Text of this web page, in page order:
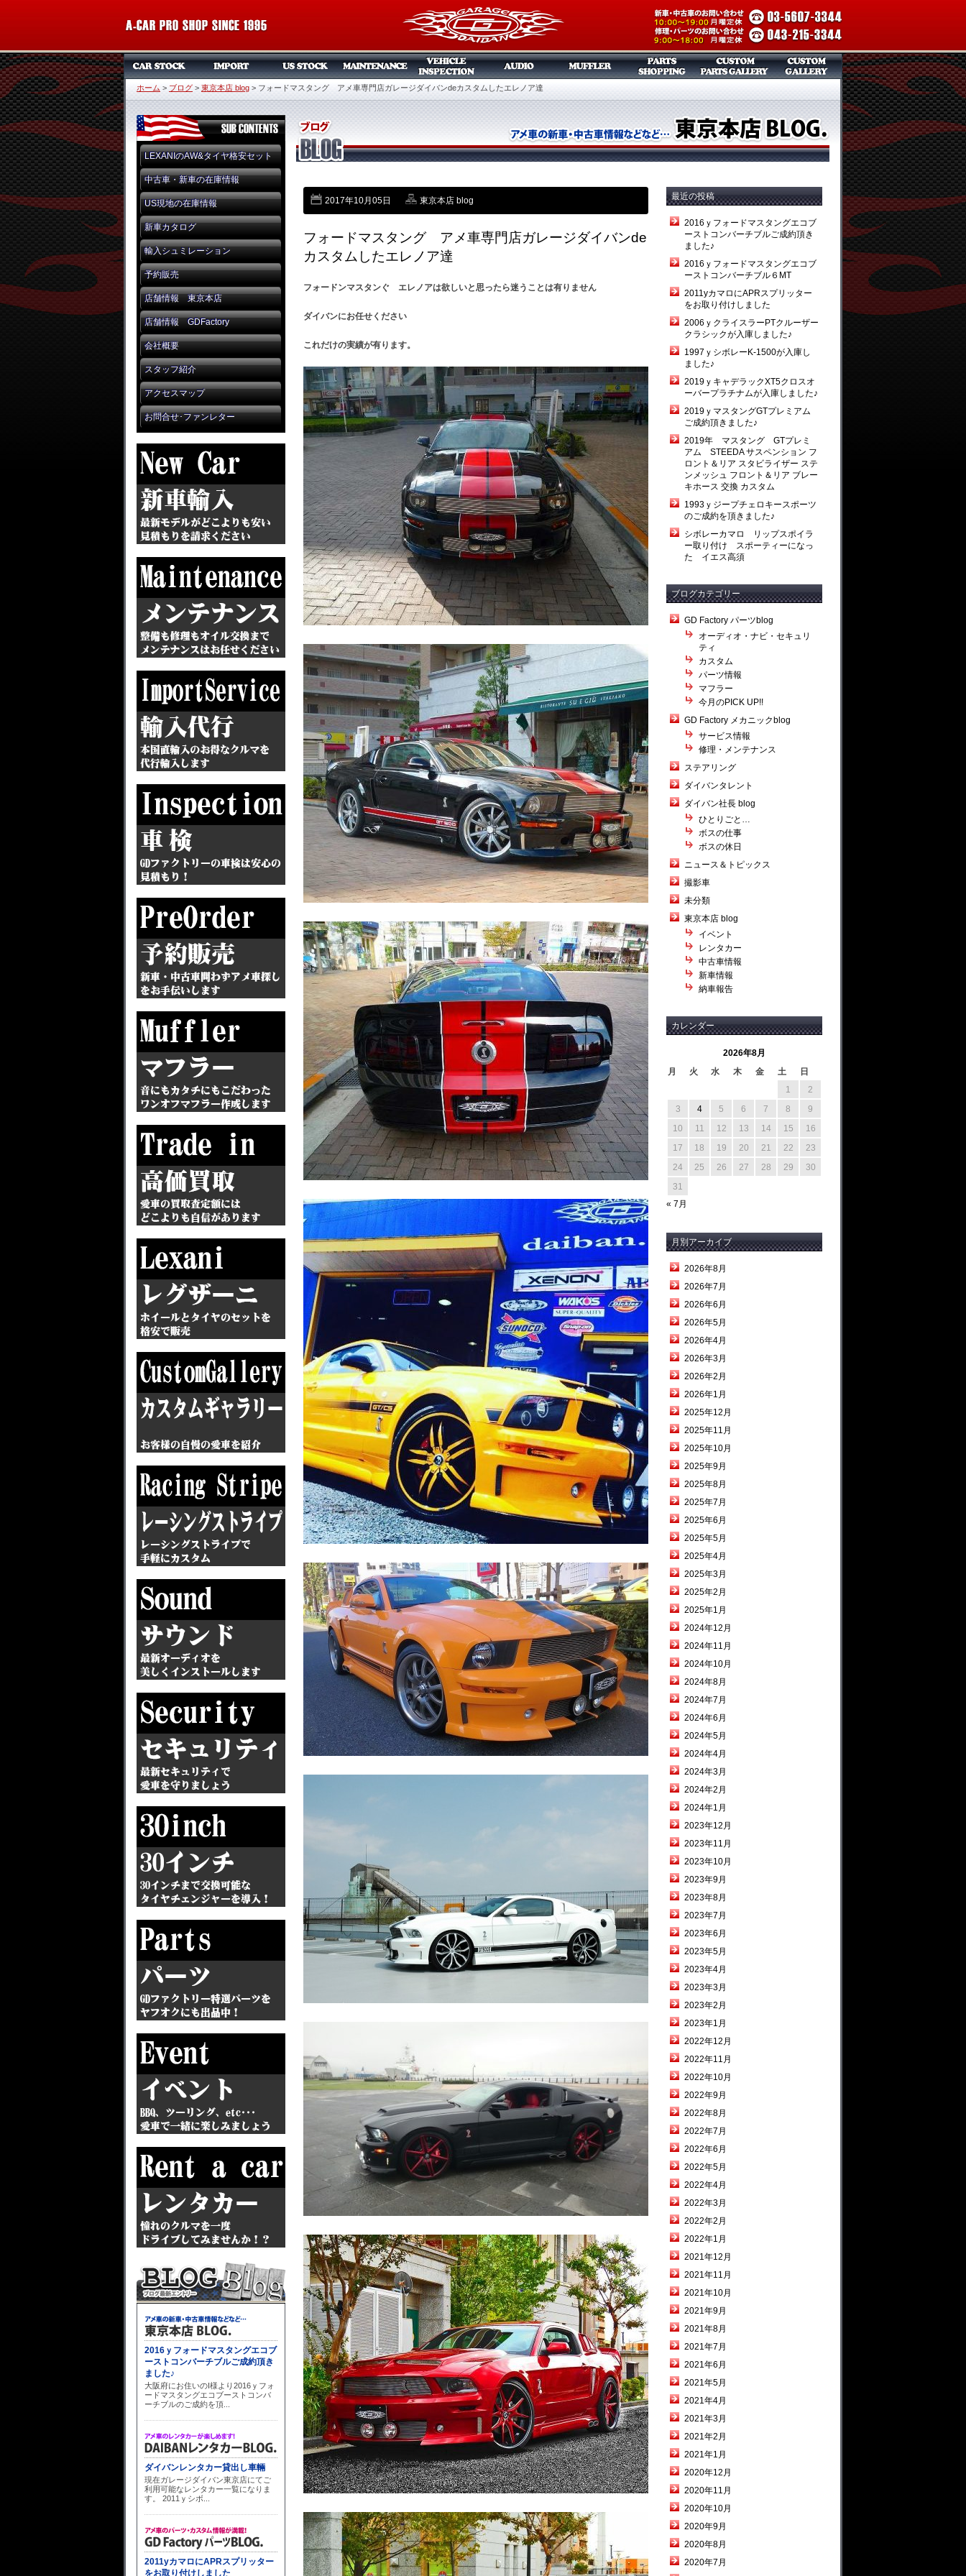
ホーム > ブログ > 東京本店 blog > フォードマスタング アメ車専門店ガレージダイバンdeカスタムしたエレノア達
LEXANIのAW&タイヤ格安セット
中古車・新車の在庫情報
US現地の在庫情報
新車カタログ
輸入シュミレーション
予約販売
店舗情報 東京本店
店舗情報 GDFactory
会社概要
スタッフ紹介
アクセスマップ
お問合せ･ファンレター
2017年10月05日 東京本店 blog
フォードマスタング アメ車専門店ガレージダイバンde
カスタムしたエレノア達
フォードンマスタンぐ エレノアは欲しいと思ったら迷うことは有りません
ダイバンにお任せください
これだけの実績が有ります。
最近の投稿
2016ｙフォードマスタングエコブ
ーストコンバーチブルご成約頂き
ました♪
2016ｙフォードマスタングエコブ
ーストコンバーチブル６MT
2011yカマロにAPRスプリッター
をお取り付けしました
2006ｙクライスラーPTクルーザー
クラシックが入庫しました♪
1997ｙシボレーK-1500が入庫し
ました♪
2019ｙキャデラックXT5クロスオ
ーバープラチナムが入庫しました♪
2019ｙマスタングGTプレミアム
ご成約頂きました♪
2019年 マスタング GTプレミ
アム STEEDA サスペンション フ
ロント＆リア スタビライザー ステ
ンメッシュ フロント＆リア ブレー
キホース 交換 カスタム
1993ｙジープチェロキースポーツ
のご成約を頂きました♪
シボレーカマロ リップスポイラ
ー取り付け スポーティーになっ
た イエス高須
ブログカテゴリー
GD Factory パーツblog
オーディオ・ナビ・セキュリ
ティ
カスタム
パーツ情報
マフラー
今月のPICK UP!!
GD Factory メカニックblog
サービス情報
修理・メンテナンス
ステアリング
ダイバンタレント
ダイバン社長 blog
ひとりごと…
ボスの仕事
ボスの休日
ニュース＆トピックス
撮影車
未分類
東京本店 blog
イベント
レンタカー
中古車情報
新車情報
納車報告
カレンダー
2026年8月
月
火 水 木 金 土
日
1
2
3
4 5 6 7 8
9
10
11 12 13 14 15
16
17
18 19 20 21 22
23
24
25 26 27 28 29
30
31
« 7月
月別アーカイブ
2026年8月
2026年7月
2026年6月
2026年5月
2026年4月
2026年3月
2026年2月
2026年1月
2025年12月
2025年11月
2025年10月
2025年9月
2025年8月
2025年7月
2025年6月
2025年5月
2025年4月
2025年3月
2025年2月
2025年1月
2024年12月
2024年11月
2024年10月
2024年8月
2024年7月
2024年6月
2024年5月
2024年4月
2024年3月
2024年2月
2024年1月
2023年12月
2023年11月
2023年10月
2023年9月
2023年8月
2023年7月
2023年6月
2023年5月
2023年4月
2023年3月
2023年2月
2023年1月
2022年12月
2022年11月
2022年10月
2022年9月
2022年8月
2022年7月
2022年6月
2022年5月
2022年4月
2022年3月
2022年2月
2022年1月
2021年12月
2021年11月
2021年10月
2021年9月
2021年8月
2021年7月
2021年6月
2021年5月
2021年4月
2021年3月
2021年2月
2021年1月
2020年12月
2020年11月
2020年10月
2020年9月
2020年8月
2020年7月